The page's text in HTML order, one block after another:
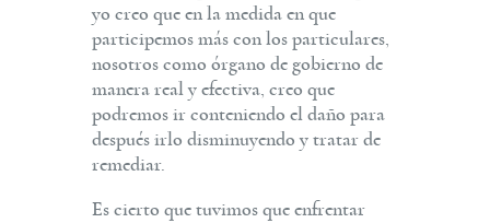
yo creo que en la medida en que
participemos más con los particulares,
nosotros como órgano de gobierno de
manera real y efectiva, creo que
podremos ir conteniendo el daño para
después irlo disminuyendo y tratar de
remediar.
Es cierto que tuvimos que enfrentar